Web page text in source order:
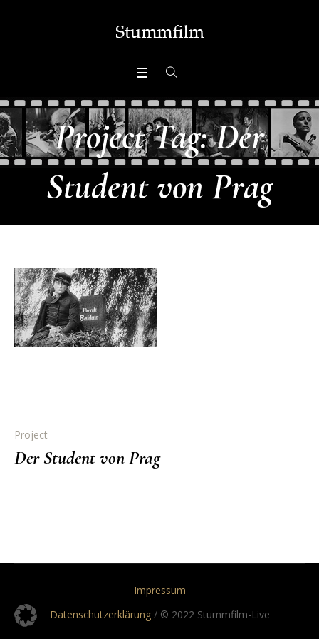
Project Tag:Der
Student von Prag
Project
Der Student von Prag
Impressum
Datenschutzerklärung/ © 2022 Stummfilm-Live